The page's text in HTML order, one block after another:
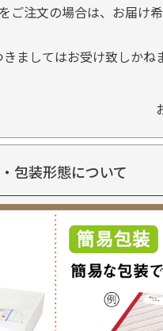
ご注文の場合は、お届け
ましてはお受け致しかね
包装形態について